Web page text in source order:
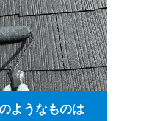
ようなものは